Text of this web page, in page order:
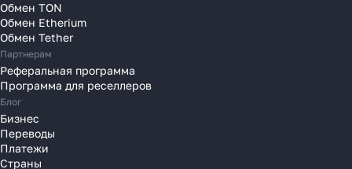
Переводы в Нидерланды
Переводы в Польшу
Переводы в Португалию
Переводы в Румынию
Переводы в Сербию
Переводы в Словакию
Переводы в Словению
Переводы в Финляндию
Обмен TON
Обмен Etherium
Обмен Tether
Партнерам
Реферальная программа
Программа для реселлеров
Блог
Бизнес
Переводы
Платежи
Страны